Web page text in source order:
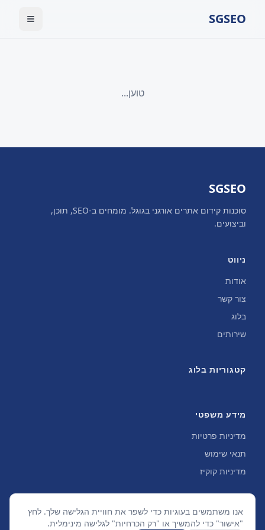
SGSEO
טוען...
SGSEO
סוכנות קידום אתרים אורגני בגוגל. מומחים ב-SEO, תוכן,
וביצועים.
ניווט
אודות
צור קשר
בלוג
שירותים
קטגוריות בלוג
מידע משפטי
מדיניות פרטיות
תנאי שימוש
מדיניות קוקיז
©
2026
אנו משתמשים בעוגיות כדי לשפר את חוויית הגלישה שלך. לחץ
"אישור" כדי להמשיך או "רק הכרחיות" לגלישה מינימלית.